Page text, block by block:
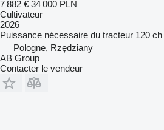
7 882 € 34 000 PLN
Cultivateur
2026
Puissance nécessaire du tracteur 120 ch
Pologne, Rzędziany
AB Group
Contacter le vendeur